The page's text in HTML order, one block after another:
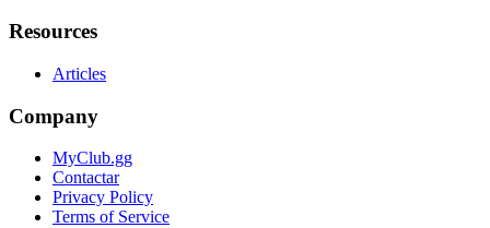
Resources
Articles
Company
MyClub.gg
Contactar
Privacy Policy
Terms of Service